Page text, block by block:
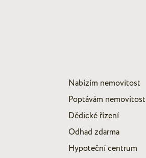
Nabízím nemovitost
Poptávám nemovitost
Dědické řízení
Odhad zdarma
Hypoteční centrum